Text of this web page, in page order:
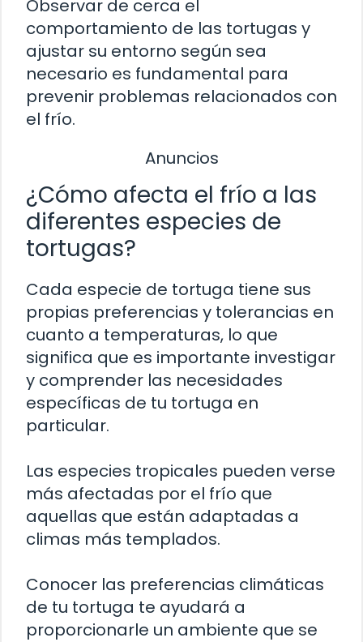
Observar de cerca el
comportamiento de las tortugas y
ajustar su entorno según sea
necesario es fundamental para
prevenir problemas relacionados con
el frío.
Anuncios
¿Cómo afecta el frío a las
diferentes especies de
tortugas?
Cada especie de tortuga tiene sus
propias preferencias y tolerancias en
cuanto a temperaturas, lo que
significa que es importante investigar
y comprender las necesidades
específicas de tu tortuga en
particular.
Las especies tropicales pueden verse
más afectadas por el frío que
aquellas que están adaptadas a
climas más templados.
Conocer las preferencias climáticas
de tu tortuga te ayudará a
proporcionarle un ambiente que se